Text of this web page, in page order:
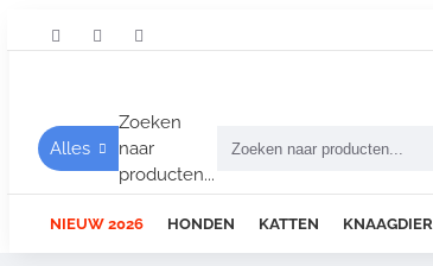
Alles
Zoeken
naar
producten...
NIEUW 2026 HONDEN KATTEN KNAAGDIER